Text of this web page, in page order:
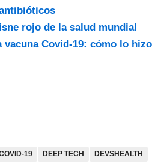
rojo de la salud mundial
vacuna Covid-19: cómo lo hizo
19 DEEP TECH DEVSHEALTH